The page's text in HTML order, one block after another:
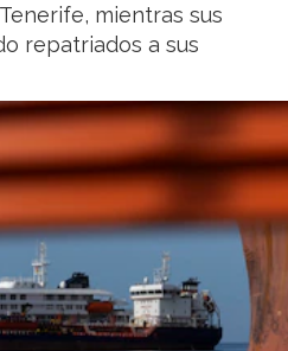
mientras sus
repatriados a sus